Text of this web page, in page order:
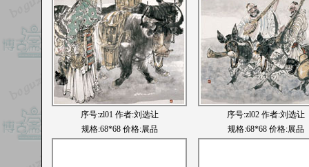
序号:zl01 作者:刘选让 序号:zl02 作者:刘选让
规格:68*68 价格:展品
规格:68*68 价格:展品